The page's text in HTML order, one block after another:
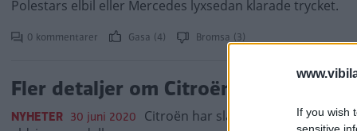
If you wish
sensitive
Polestars elbil eller Mercedes lyxsedan klarade trycket.
0 kommentarer Gasa (4) Bromsa (3)
Fler detaljer om Citroën ë-C4 – så
NYHETER 30 juni 2020 Citroën har släppt fler uppgifter